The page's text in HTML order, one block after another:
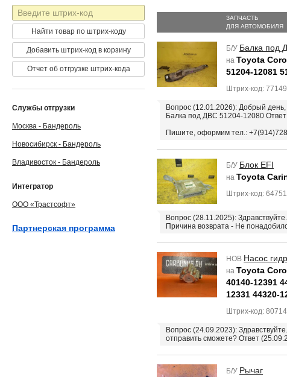
ЗАПЧАСТЬ
ДЛЯ АВТОМОБИЛЯ
Б/У Балка под
на Toyota
51204-12081
Штрих-код:
Вопрос (12.01.2026): Добрый
Балка под ДВС 51204-12080 Ответ
Пишите, оформим тел.:
Б/У Блок EFI
на Toyota
Штрих-код:
Вопрос (28.11.2025):
Причина возврата - Не
НОВ Насос
на Toyota
40140-12391
12331 44320-
Штрих-код:
Вопрос (24.09.2023):
отправить сможете? Ответ
Б/У Рычаг
Штрих-
код
Найти товар по штрих-коду
Добавить штрих-код в корзину
Отчет об отгрузке штрих-кода
Службы отгрузки
Москва - Бандероль
Новосибирск - Бандероль
Владивосток - Бандероль
Интегратор
ООО «Трастсофт»
Партнерская программа